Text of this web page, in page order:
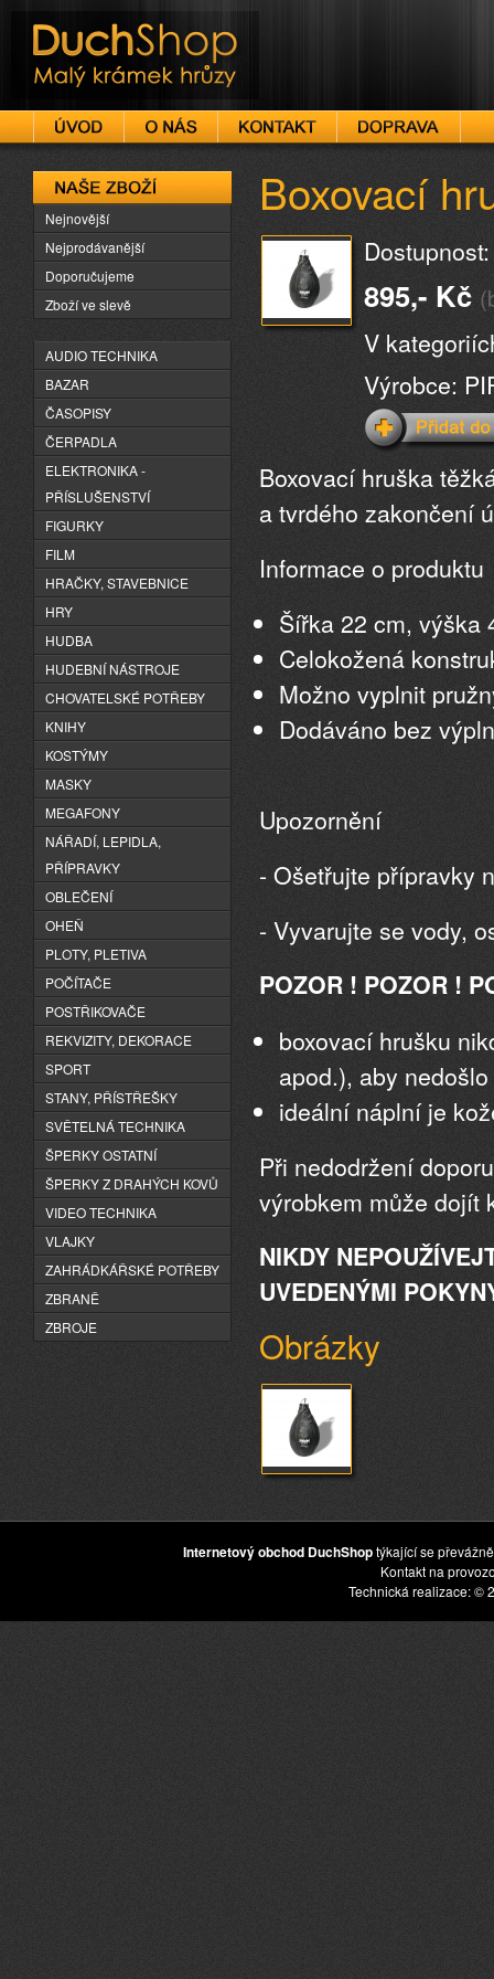
DuchShop
Boxovací
895,- Kč
V
Výrobce:
Boxovací hruška
a tvrdého zakončení
Informace o produktu
Šířka 22 cm, výška
Celokožená
Možno vyplnit
Dodáváno bez
Upozornění
- Ošetřujte přípravky
- Vyvarujte se vody,
POZOR ! POZOR !
boxovací hrušku
apod.), aby
ideální náplní je
Při nedodržení
výrobkem může dojít
NIKDY
UVEDENÝMI
Obrázky
Naše zboží
Nejnovější
Nejprodávanější
Doporučujeme
Zboží ve slevě
AUDIO TECHNIKA
BAZAR
ČASOPISY
ČERPADLA
ELEKTRONIKA -
PŘÍSLUŠENSTVÍ
FIGURKY
FILM
HRAČKY, STAVEBNICE
HRY
HUDBA
HUDEBNÍ NÁSTROJE
CHOVATELSKÉ POTŘEBY
KNIHY
KOSTÝMY
MASKY
MEGAFONY
NÁŘADÍ, LEPIDLA,
PŘÍPRAVKY
OBLEČENÍ
OHEŇ
PLOTY, PLETIVA
POČÍTAČE
POSTŘIKOVAČE
REKVIZITY, DEKORACE
SPORT
STANY, PŘÍSTŘEŠKY
SVĚTELNÁ TECHNIKA
ŠPERKY OSTATNÍ
ŠPERKY Z DRAHÝCH KOVŮ
VIDEO TECHNIKA
VLAJKY
ZAHRÁDKÁŘSKÉ POTŘEBY
ZBRANĚ
ZBROJE
Internetový obchod DuchShoptýkající se
Kontakt na
Technická realizace: ©